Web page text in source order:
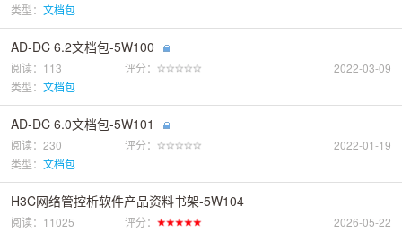
类型： 文档包
AD-DC 6.2文档包-5W100
阅读：113 评分：
2022-03-09
类型： 文档包
AD-DC 6.0文档包-5W101
阅读：230 评分：
2022-01-19
类型： 文档包
H3C网络管控析软件产品资料书架-5W104
阅读：11025 评分：
2026-05-22